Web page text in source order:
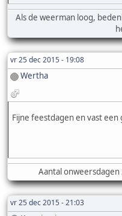
Als de weerman loog,
vr 25 dec 2015 - 19:08
Wertha
Fijne feestdagen en vast een
Aantal onweersdagen
vr 25 dec 2015 - 21:03